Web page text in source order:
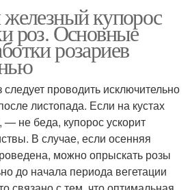
железный купорос
роз. Основные
розариев
следует проводить исключительно
листопада. Если на кустах
— не беда, купорос ускорит
В случае, если осенняя
можно опрыскать розы
до начала периода вегетации